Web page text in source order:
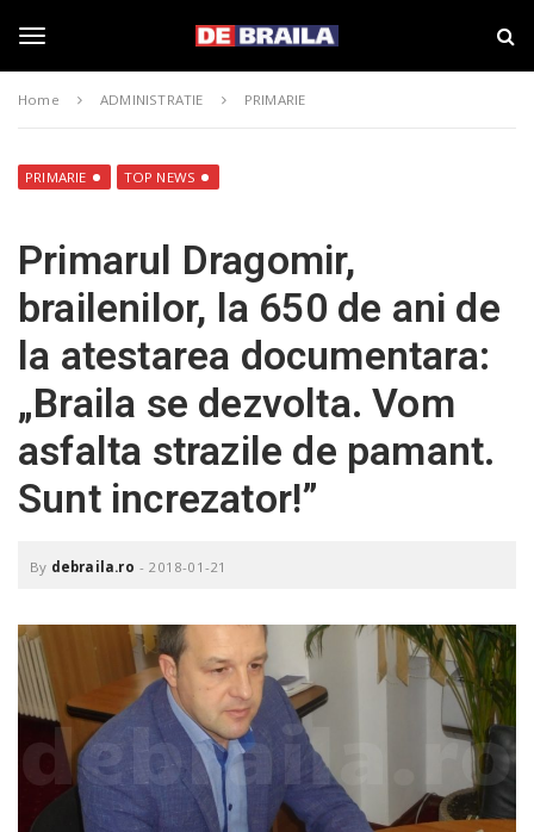
l
e
n
a
v
i
i
a
a
–
d
e
r
a
i
l
a
.
r
Home ADMINISTRATIE PRIMARIE
PRIMARIE TOP NEWS
Primarul Dragomir,
brailenilor, la 650 de ani de
la atestarea documentara:
„Braila se dezvolta. Vom
asfalta strazile de pamant.
Sunt increzator!”
By debraila.ro - 2018-01-21